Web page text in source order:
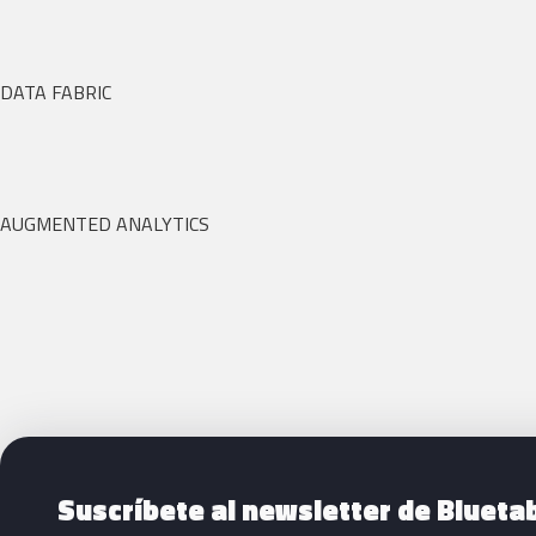
DATA FABRIC
AUGMENTED ANALYTICS
Siguientes pasos con Bluetab
Suscríbete al newsletter de